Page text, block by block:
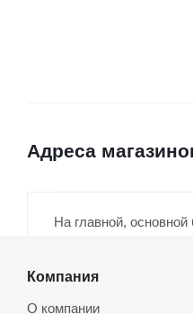
Адреса
На главной, основной
На главной,
Компания
О компании